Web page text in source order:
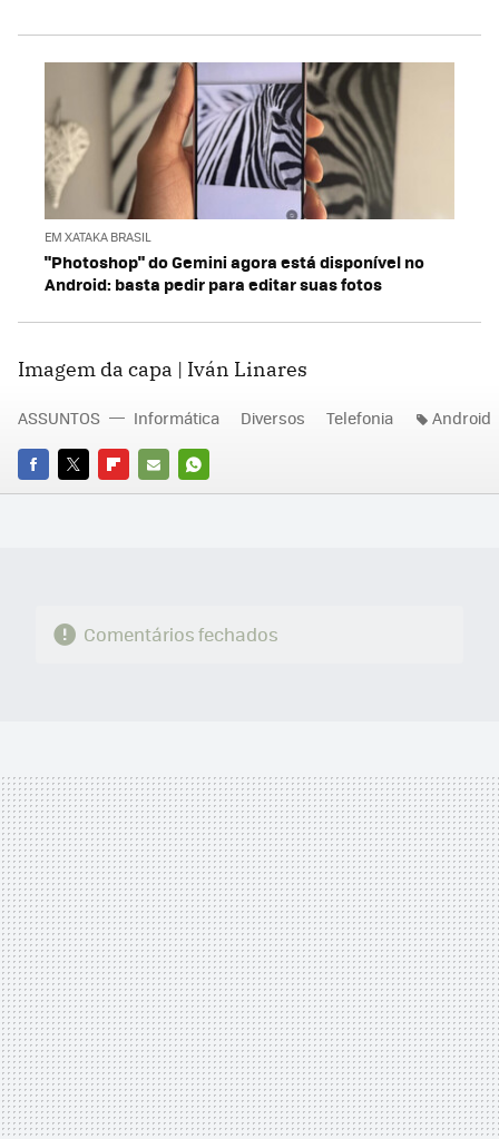
EM XATAKA BRASIL
"Photoshop" do Gemini agora está disponível no
Android: basta pedir para editar suas fotos
Imagem da capa | Iván Linares
FACEBOOK
TWITTERFLIPBOARD
E-
WHATSAPP
ASSUNTOS Informática Diversos Telefonia Android
Comentários fechados